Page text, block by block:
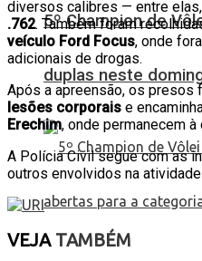
5º Champion de
duplas neste
diversos calibres — entre
.762. Também foram
veículo Ford Focus, onde
adicionais de drogas.
Após a apreensão, os presos
lesões corporais e
Erechim, onde permanecem
A Polícia Civil segue com as
outros envolvidos na
VEJATAMBÉM